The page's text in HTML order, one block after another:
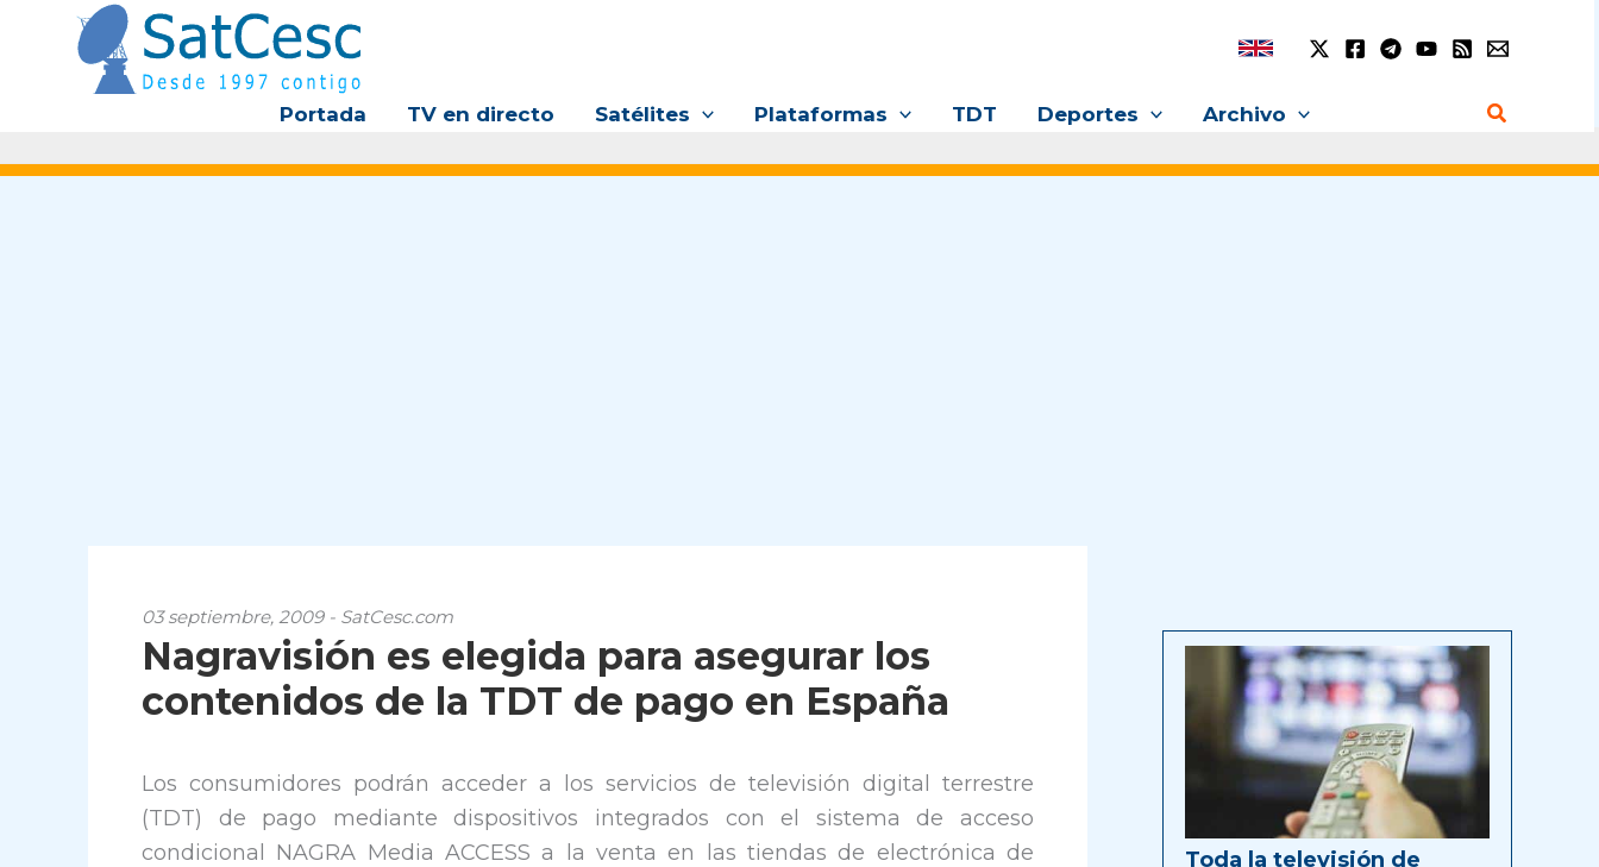
contenido
Portada TV en directo Satélites Plataformas TDT Deportes Archivo Buscar
03 septiembre, 2009 - SatCesc.com
Nagravisión es elegida para asegurar los
contenidos de la TDT de pago en España
Los consumidores podrán acceder a los servicios de televisión digital terrestre
(TDT) de pago mediante dispositivos integrados con el sistema de acceso
condicional NAGRA Media ACCESS a la venta en las tiendas de electrónica de
Toda la televisión de